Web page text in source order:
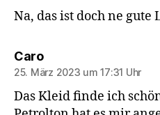
Na, das ist doch ne gute
Carosagt:
25. März 2023 um 17:31 Uhr
Das Kleid finde ich